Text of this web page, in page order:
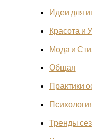
Идеи для
Красота и
Мода и
Общая
Практики
Тренды